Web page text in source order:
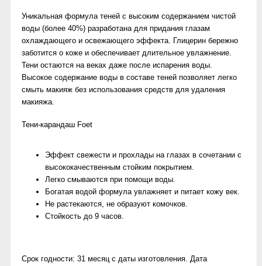
Уникальная формула теней с высоким содержанием чистой
воды (более 40%) разработана для придания глазам
охлаждающего и освежающего эффекта. Глицерин бережно
заботится о коже и обеспечивает длительное увлажнение.
Тени остаются на веках даже после испарения воды.
Высокое содержание воды в составе теней позволяет легко
смыть макияж без использования средств для удаления
макияжа.
Тени-карандаш Foet
Эффект свежести и прохлады на глазах в сочетании с
высококачественным стойким покрытием.
Легко смываются при помощи воды.
Богатая водой формула увлажняет и питает кожу век.
Не растекаются, не образуют комочков.
Стойкость до 9 часов.
Срок годности: 31 месяц с даты изготовления. Дата